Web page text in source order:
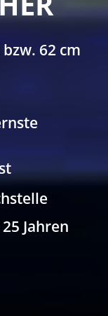
62 cm
Jahren